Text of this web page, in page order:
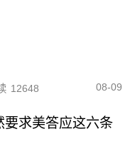
12648 08-09
要求美答应这六条